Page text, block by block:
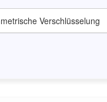
Verschlüsselung